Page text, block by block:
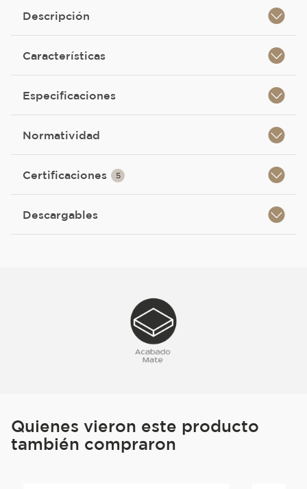
Descripción
Características
Especificaciones
Normatividad
Certificaciones 5
Descargables
Quienes vieron este producto
también compraron